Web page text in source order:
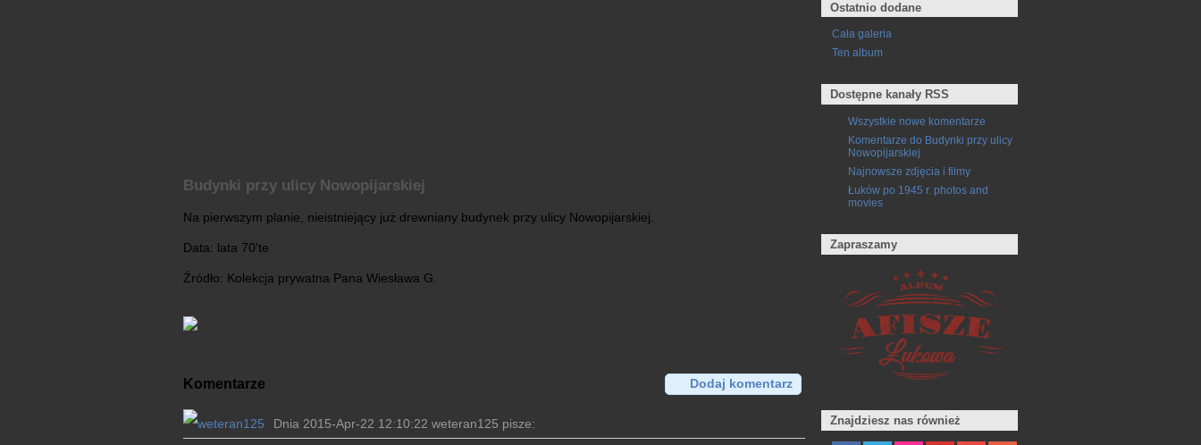
Budynki przy ulicy Nowopijarskiej
Na pierwszym planie, nieistniejący już drewniany budynek przy ulicy Nowopijarskiej.
Data: lata 70'te
Źródło: Kolekcja prywatna Pana Wiesława G.
Komentarze Dodaj komentarz
Dnia 2015-Apr-22 12:10:22 weteran125 pisze:
Ostatnio dodane
Cała galeria
Ten album
Dostępne kanały RSS
Wszystkie nowe komentarze
Komentarze do Budynki przy ulicy
Nowopijarskiej
Najnowsze zdjęcia i filmy
Łuków po 1945 r. photos and
movies
Zapraszamy
Znajdziesz nas również